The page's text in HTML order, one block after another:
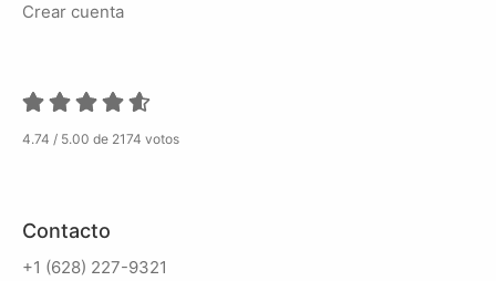
Crear cuenta
4.74 / 5.00 de 2174 votos
Contacto
+1 (628) 227-9321